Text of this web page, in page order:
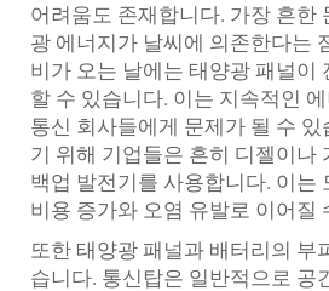
어려움도 존재합니다. 가장 흔한
광 에너지가 날씨에 의존한다는
비가 오는 날에는 태양광 패널이
할 수 있습니다. 이는 지속적인
통신 회사들에게 문제가 될 수
기 위해 기업들은 흔히 디젤이나
백업 발전기를 사용합니다. 이는
비용 증가와 오염 유발로 이어질
또한 태양광 패널과 배터리의 부
습니다. 통신탑은 일반적으로 공